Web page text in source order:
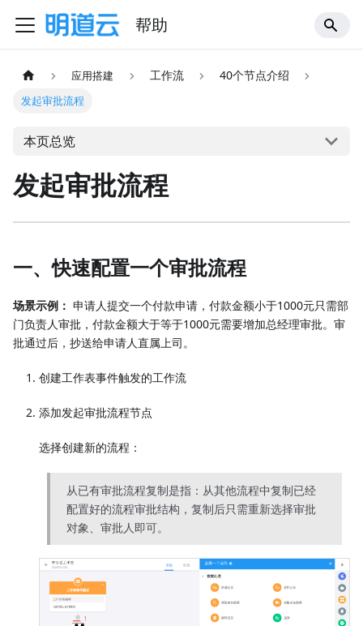
帮助
应用搭建 工作流 40个节点介绍
发起审批流程
本页总览
发起审批流程
一、快速配置一个审批流程
场景示例： 申请人提交一个付款申请，付款金额小于1000元只需部
门负责人审批，付款金额大于等于1000元需要增加总经理审批。审
批通过后，抄送给申请人直属上司。
创建工作表事件触发的工作流
添加发起审批流程节点
选择创建新的流程：
从已有审批流程复制是指：从其他流程中复制已经
配置好的流程审批结构，复制后只需重新选择审批
对象、审批人即可。